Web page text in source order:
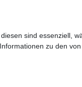
sind essenziell,
zu den